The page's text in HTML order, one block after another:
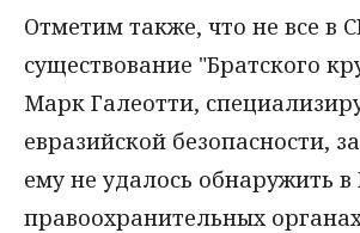
Отметим также, что не все в
существование "Братского
Марк Галеотти,
евразийской безопасности,
ему не удалось обнаружить в
правоохранительных